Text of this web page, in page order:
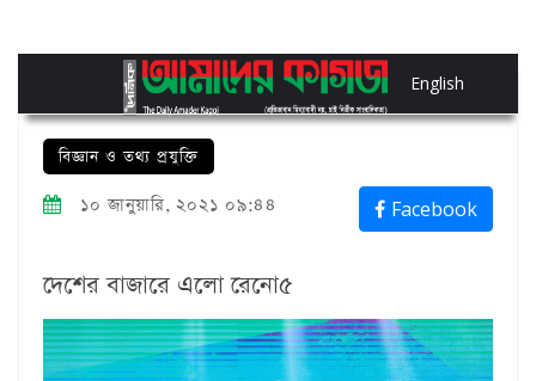
English
বিজ্ঞান ও তথ্য প্রযুক্তি
১০ জানুয়ারি, ২০২১ ০৯:৪৪ Facebook
দেশের বাজারে এলো রেনো৫